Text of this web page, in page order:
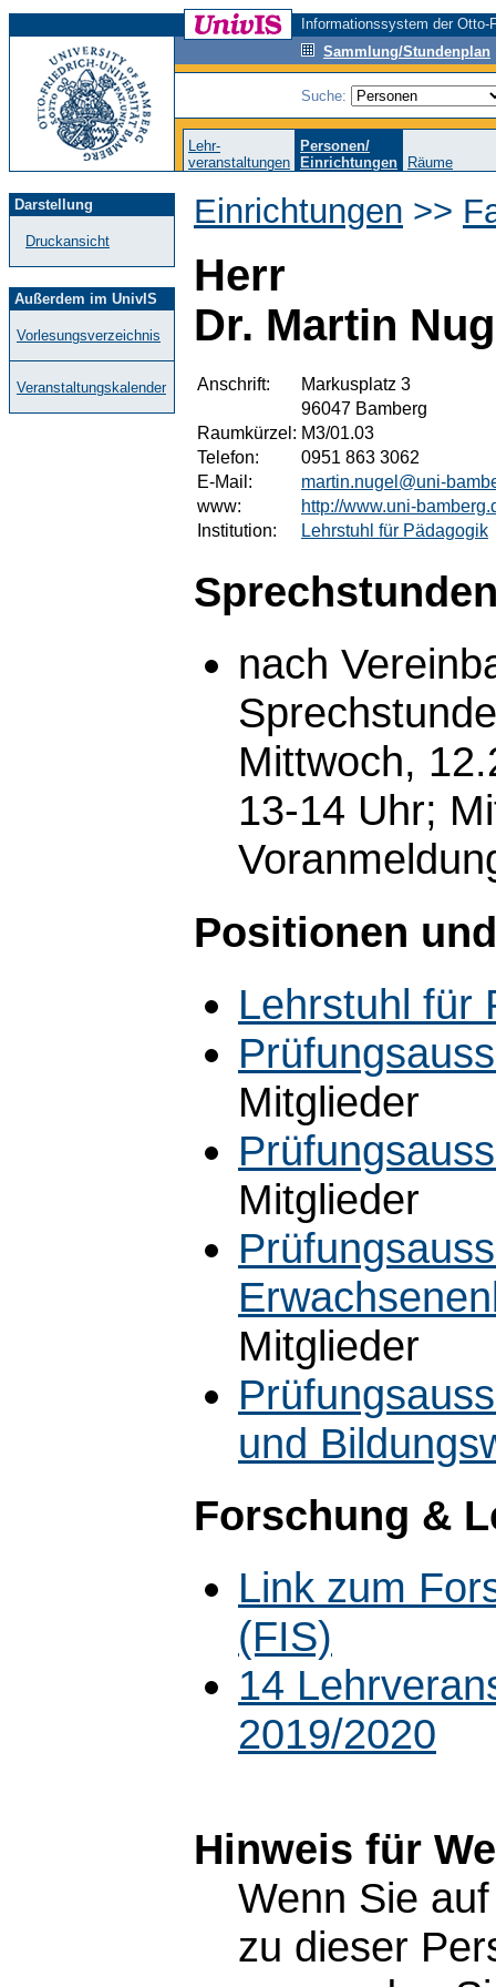
Informationssystem der
Sammlung/Stundenplan
Suche:
Lehr-
veranstaltungen
Personen/
Einrichtungen
Räume
Darstellung
Druckansicht
Außerdem im UnivIS
Vorlesungsverzeichnis
Veranstaltungskalender
Einrichtungen >>
Herr
Dr. Martin
Anschrift:
Markusplatz 3
96047 Bamberg
Raumkürzel: M3/01.03
Telefon:
0951 863 3062
E-Mail:
martin.nugel@uni-
www:
http://www.uni-
Institution:
Lehrstuhl für Pädagogik
nach
Mittwoch,
13-14 Uhr;
Positionen
Lehrstuhl für
Mitglieder
Mitglieder
Mitglieder
und
Forschung &
Link zum
(FIS)
14
2019/2020
Hinweis für
Wenn Sie
zu dieser